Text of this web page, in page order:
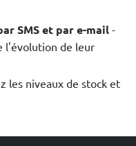
SMS et par e-mail-
l'évolution de leur
les niveaux de stock et